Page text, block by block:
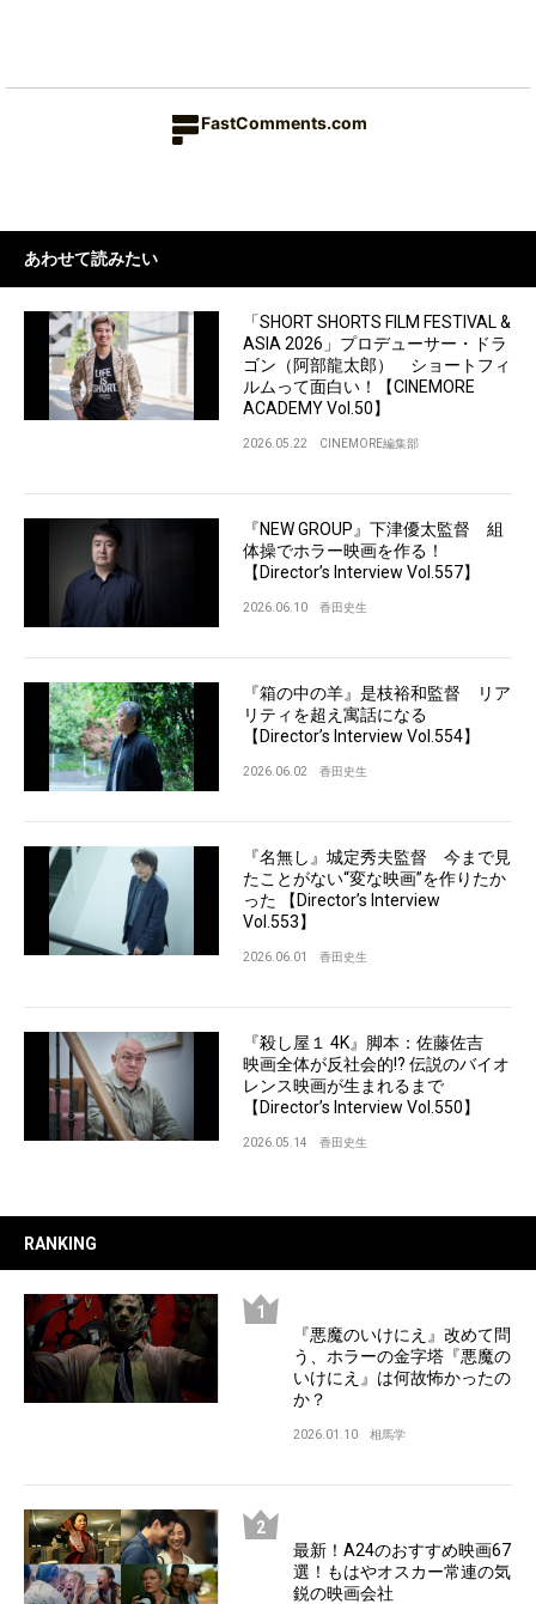
FastComments.com
あわせて読みたい
「SHORT SHORTS FILM FESTIVAL &
ASIA 2026」プロデューサー・ドラ
ゴン（阿部龍太郎） ショートフィ
ルムって面白い！【CINEMORE
ACADEMY Vol.50】
2026.05.22 CINEMORE編集部
『NEW GROUP』下津優太監督 組
体操でホラー映画を作る！
【Director’s Interview Vol.557】
2026.06.10 香田史生
『箱の中の羊』是枝裕和監督 リア
リティを超え寓話になる
【Director’s Interview Vol.554】
2026.06.02 香田史生
『名無し』城定秀夫監督 今まで見
たことがない“変な映画”を作りたか
った 【Director’s Interview
Vol.553】
2026.06.01 香田史生
『殺し屋１ 4K』脚本：佐藤佐吉
映画全体が反社会的!? 伝説のバイオ
レンス映画が生まれるまで
【Director’s Interview Vol.550】
2026.05.14 香田史生
RANKING
『悪魔のいけにえ』改めて問
う、ホラーの金字塔『悪魔の
いけにえ』は何故怖かったの
か？
2026.01.10 相馬学
最新！A24のおすすめ映画67
選！もはやオスカー常連の気
鋭の映画会社